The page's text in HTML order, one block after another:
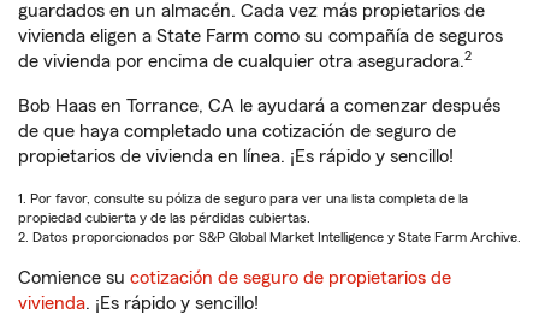
guardados en un almacén. Cada vez más propietarios de
vivienda eligen a State Farm como su compañía de seguros
de vivienda por encima de cualquier otra aseguradora.2
Bob Haas en Torrance, CA le ayudará a comenzar después
de que haya completado una cotización de seguro de
propietarios de vivienda en línea. ¡Es rápido y sencillo!
1. Por favor, consulte su póliza de seguro para ver una lista completa de la
propiedad cubierta y de las pérdidas cubiertas.
2. Datos proporcionados por S&P Global Market Intelligence y State Farm Archive.
Comience su cotización de seguro de propietarios de
vivienda. ¡Es rápido y sencillo!